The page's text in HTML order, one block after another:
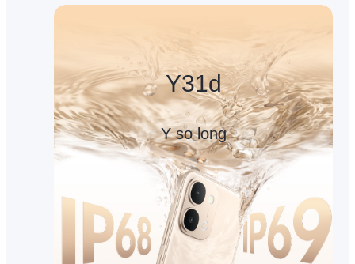
Y31d
Y so long